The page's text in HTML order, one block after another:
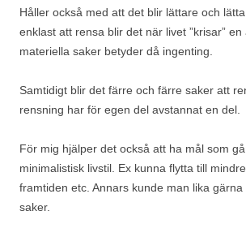
Håller också med att det blir lättare och
enklast att rensa blir det när livet ”krisar” en
materiella saker betyder då ingenting.
Samtidigt blir det färre och färre saker att
rensning har för egen del avstannat en del.
För mig hjälper det också att ha mål som
minimalistisk livstil. Ex kunna flytta till
framtiden etc. Annars kunde man lika gärna
saker.